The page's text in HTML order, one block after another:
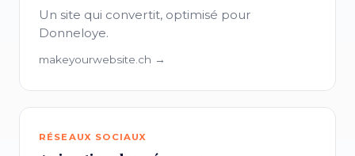
Un site qui convertit, optimisé pour
Donneloye.
makeyourwebsite.ch →
RÉSEAUX SOCIAUX